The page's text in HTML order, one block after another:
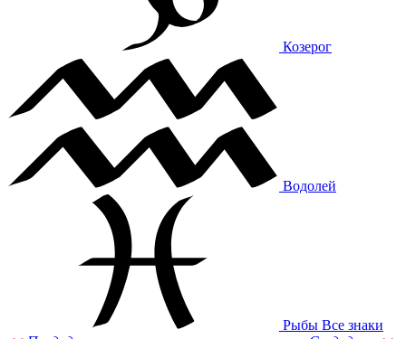
Козерог
Водолей
Рыбы Все знаки